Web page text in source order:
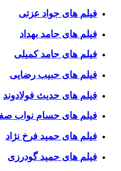
فیلم های جواد عزتی
فیلم های حامد بهداد
فیلم های حامد کمیلی
فیلم های حبیب رضایی
فیلم های حدیث فولادوند
فیلم های حسام نواب
فیلم های حمید فرخ نژاد
فیلم های حمید گودرزی